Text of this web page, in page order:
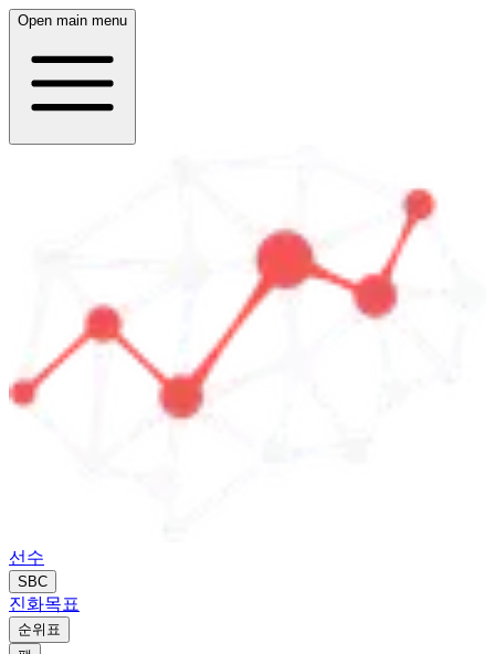
Open main menu
선수
SBC
진화목표
순위표